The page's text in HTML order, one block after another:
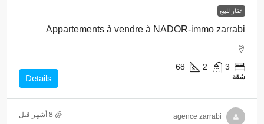
عقار للبيع
Appartements à vendre à NADOR-immo zarrabi
3
2
68
شقة Details
agence zarrabi